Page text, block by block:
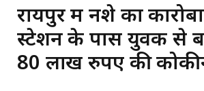
रायपुर में नशे का
स्टेशन के पास युवक से
80 लाख रुपए की